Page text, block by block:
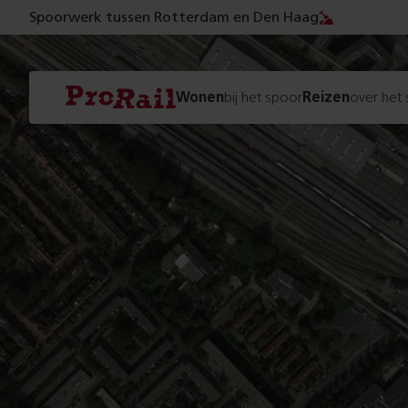
Spoorwerk tussen Rotterdam en Den Haag
Navigatie
Homepage
ProRail
Wonenbij het spoorReizenover het